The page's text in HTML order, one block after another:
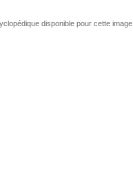
disponible pour cette image.